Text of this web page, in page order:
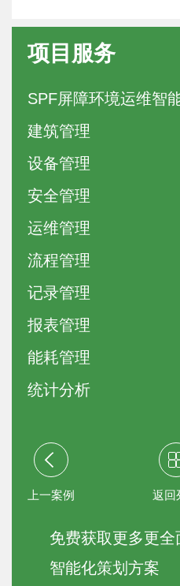
项目服务
SPF屏障环境运维智
建筑管理
设备管理
安全管理
运维管理
流程管理
记录管理
报表管理
能耗管理
统计分析
上一案例 返回
免费获取更多更全
智能化策划方案